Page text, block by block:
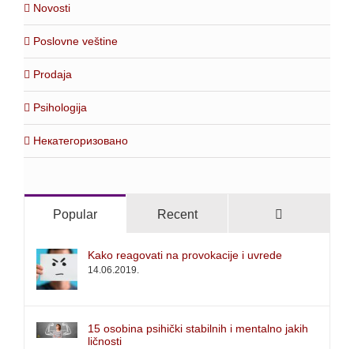
Novosti
Poslovne veštine
Prodaja
Psihologija
Некатегоризовано
Popular Recent
Kako reagovati na provokacije i uvrede
14.06.2019.
15 osobina psihički stabilnih i mentalno jakih
ličnosti